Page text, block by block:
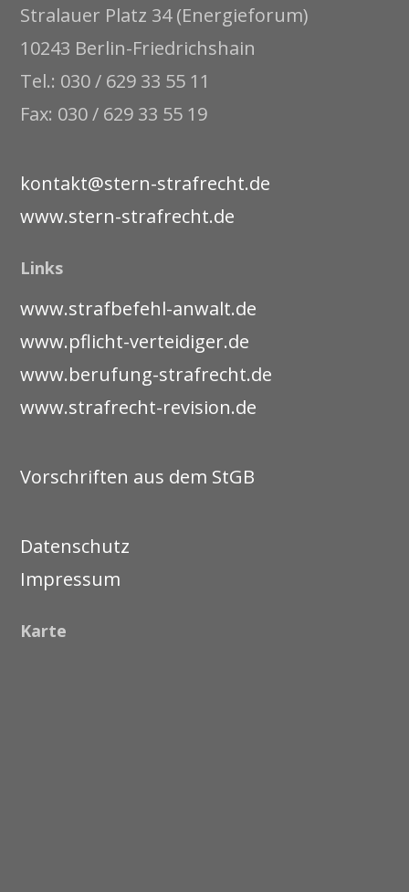
Stralauer Platz 34 (Energieforum)
10243 Berlin-Friedrichshain
Tel.: 030 / 629 33 55 11
Fax: 030 / 629 33 55 19
kontakt@stern-strafrecht.de
www.stern-strafrecht.de
Links
www.strafbefehl-anwalt.de
www.pflicht-verteidiger.de
www.berufung-strafrecht.de
www.strafrecht-revision.de
Vorschriften aus dem StGB
Datenschutz
Impressum
Karte